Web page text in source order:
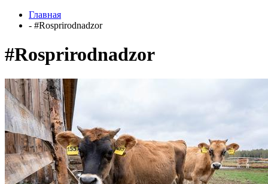
Главная
- #Rosprirodnadzor
#Rosprirodnadzor